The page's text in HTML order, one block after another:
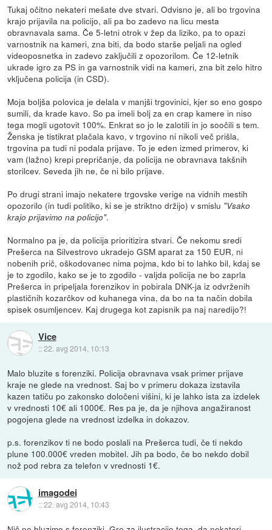
Tukaj očitno nekateri mešate dve stvari. Odvisno je, ali bo trgovina
krajo prijavila na policijo, ali pa bo zadevo na licu mesta
obravnavala sama. Če 5-letni otrok v žep da liziko, pa to opazi
varnostnik na kameri, zna biti, da bodo starše peljali na ogled
videoposnetka in zadevo zaključili z opozorilom. Če 12-letnik
ukrade igro za PS in ga varnostnik vidi na kameri, zna bit zelo hitro
vključena policija (in CSD).
Moja boljša polovica je delala v manjši trgovinici, kjer so eno gospo
sumili, da krade kavo. So pa imeli bolj za en crap kamere in niso
tega mogli ugotovit 100%. Enkrat so jo le zalotili in jo soočili s tem.
Ženska je tistikrat plačala kavo, v trgovino ni nikoli več prišla,
trgovina pa tudi ni podala prijave. To je eden izmed primerov, ki
vam (lažno) krepi prepričanje, da policija ne obravnava takšnih
storilcev. Seveda jih ne, če ni bilo prijave.
Po drugi strani imajo nekatere trgovske verige na vidnih mestih
opozorilo (in tudi politiko, ki se je striktno držijo) v smislu "Vsako
krajo prijavimo na policijo".
Normalno pa je, da policija prioritizira stvari. Če nekomu sredi
Prešerca na Silvestrovo ukradejo GSM aparat za 150 EUR, ni
nobenih prič, oškodovanec nima pojma, kdo bi to lahko bil, kdaj se
je to zgodilo, kako se je to zgodilo - valjda policija ne bo zaprla
Prešerca in pripeljala forenzikov in pobirala DNK-ja iz odvrženih
plastičnih kozarčkov od kuhanega vina, da bo na ta način dobila
spisek osumljencev. Kaj drugega kot zapisnik pa naj naredijo?!
Vice
::22. avg 2014, 10:13
Malo bluzite s forenziki. Policija obravnava vsak primer prijave
kraje ne glede na vrednost. Saj bo v primeru dokaza izstavila
kazen tatiču po zakonsko določeni višini, ki je lahko ista za izdelek
v vrednosti 10€ ali 1000€. Res pa je, da je njihova angažiranost
pogojena glede na vrednost izdelka in dokazov.
p.s. forenzikov ti ne bodo poslali na Prešerca tudi, če ti nekdo
plune 100.000€ vreden mobitel. Jih pa bodo, če bo nekdo dobil
nož pod rebra za telefon v vrednosti 1€.
imagodei
::22. avg 2014, 10:43